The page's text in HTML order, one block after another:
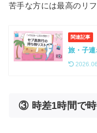
苦手な方には最高のリ
関連記事
旅・子
③ 時差1時間で時